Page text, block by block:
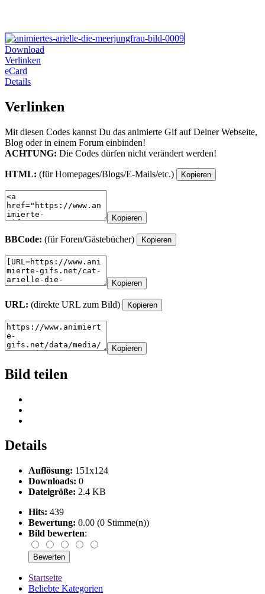
Download
Verlinken
eCard
Details
Verlinken
Mit diesen Codes kannst Du das animierte Gif auf Deiner Webseite,
Blog oder in einem Forum einbinden!
ACHTUNG: Die Codes dürfen nicht verändert werden!
HTML: (für Homepages/Blogs/E-Mails/etc.) Kopieren
Kopieren
BBCode: (für Foren/Gästebücher) Kopieren
Kopieren
URL: (direkte URL zum Bild) Kopieren
Kopieren
Bild teilen
Details
Auflösung: 151x124
Downloads: 0
Dateigröße: 2.4 KB
Hits: 439
Bewertung: 0.00 (0 Stimme(n))
Bild bewerten:
Startseite
Beliebte Kategorien